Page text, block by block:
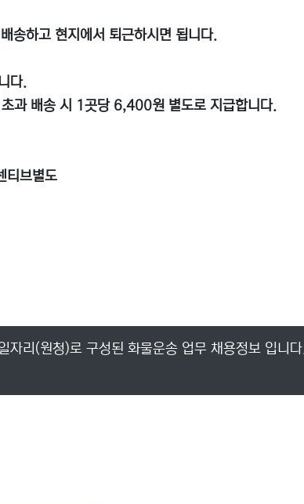
송하고 현지에서 퇴근하시면 됩니다.
다.
과 배송 시 1곳당 6,400원 별도로 지급합니다.
티브별도
리(원청)로 구성된 화물운송 업무 채용정보 입니